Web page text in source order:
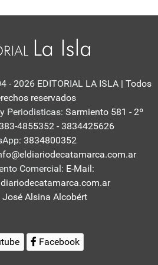
- 2026 EDITORIAL LA ISLA | Todos
reservados
Periodisticas: Sarmiento 581 - 2º
4855352 - 3834425626
3834800352
Comercial: E-Mail:
José Alsina Alcobért
Facebook